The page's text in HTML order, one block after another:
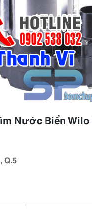
Nước Biển Wilo
Q.5